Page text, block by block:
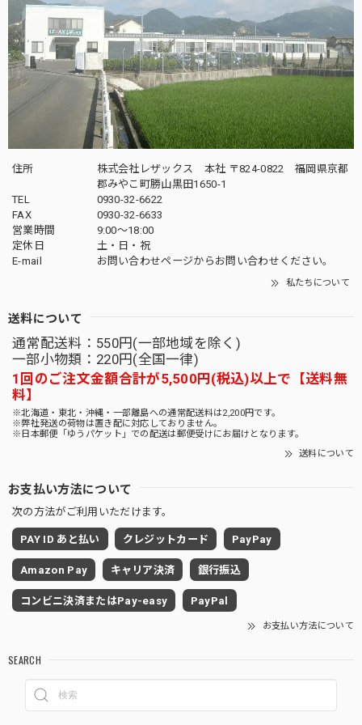
住所
株式会社レザックス 本社 〒824-0822 福岡県京都
郡みやこ町勝山黒田1650-1
TEL
0930-32-6622
FAX
0930-32-6633
営業時間
9:00〜18:00
定休日
土・日・祝
E-mail
お問い合わせページからお問い合わせください。
私たちについて
送料について
通常配送料：550円(一部地域を除く)
一部小物類：220円(全国一律)
1回のご注文金額合計が5,500円(税込)以上で【送料無
料】
※北海道・東北・沖縄・一部離島への通常配送料は2,200円です。
※弊社発送の荷物は置き配に対応しておりません。
※日本郵便「ゆうパケット」での配送は郵便受けにお届けとなります。
送料について
お支払い方法について
次の方法がご利用いただけます。
PAY ID あと払い クレジットカード PayPay
Amazon Pay キャリア決済 銀行振込
コンビニ決済またはPay-easy PayPal
お支払い方法について
SEARCH